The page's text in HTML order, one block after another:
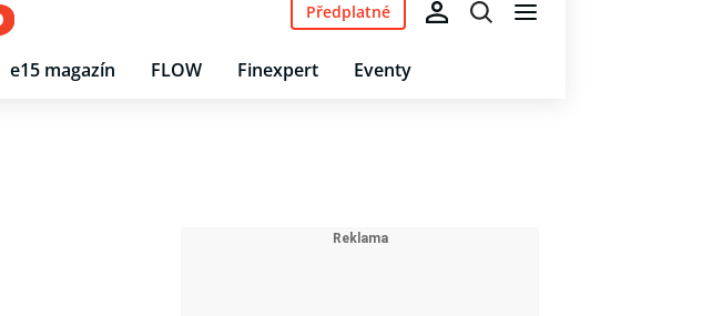
e15 magazín FLOW Finexpert Eventy
Předplatné